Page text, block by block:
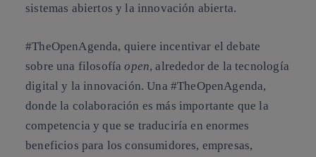
sistemas abiertos y la innovación abierta.
#TheOpenAgenda, quiere incentivar el debate
sobre una filosofíaopen, alrededor de la tecnología
digital y la innovación. Una #TheOpenAgenda,
donde la colaboración es más importante que la
competencia y que se traduciría en enormes
beneficios para los consumidores, empresas,